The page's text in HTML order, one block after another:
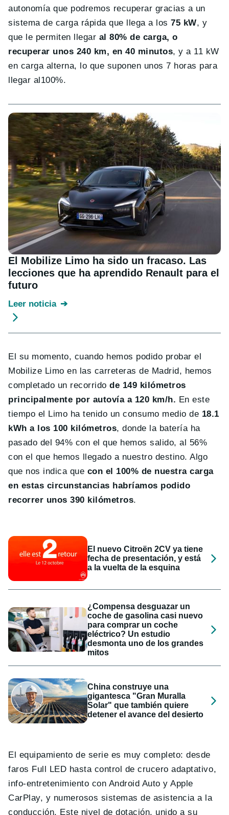
autonomía que podremos recuperar gracias a un
sistema de carga rápida que llega a los75 kW, y
que le permiten llegar al 80% de carga, o
recuperar unos 240 km, en 40 minutos, y a 11 kW
en carga alterna, lo que suponen unos 7 horas para
llegar al100%.
El Mobilize Limo ha sido un fracaso. Las
lecciones que ha aprendido Renault para el
futuro
Leer noticia
El su momento, cuando hemos podido probar el
Mobilize Limo en las carreteras de Madrid, hemos
completado un recorrido de 149 kilómetros
principalmente por autovía a 120 km/h. En este
tiempo el Limo ha tenido un consumo medio de 18.1
kWh a los 100 kilómetros, donde la batería ha
pasado del 94% con el que hemos salido, al 56%
con el que hemos llegado a nuestro destino. Algo
que nos indica que con el 100% de nuestra carga
en estas circunstancias habríamos podido
recorrer unos 390 kilómetros.
El nuevo Citroën 2CV ya tiene
fecha de presentación, y está
a la vuelta de la esquina
¿Compensa desguazar un
coche de gasolina casi nuevo
para comprar un coche
eléctrico? Un estudio
desmonta uno de los grandes
mitos
China construye una
gigantesca "Gran Muralla
Solar" que también quiere
detener el avance del desierto
El equipamiento de serie es muy completo: desde
faros Full LED hasta control de crucero adaptativo,
info-entretenimiento con Android Auto y Apple
CarPlay, y numerosos sistemas de asistencia a la
conducción. Este nivel de dotación, unido a su